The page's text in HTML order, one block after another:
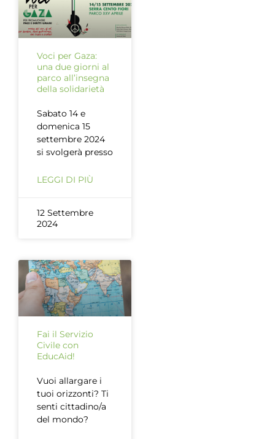
Voci per Gaza:
una due giorni al
parco all’insegna
della solidarietà
Sabato 14 e
domenica 15
settembre 2024
si svolgerà presso
LEGGI DI PIÙ
12 Settembre
2024
Fai il Servizio
Civile con
EducAid!
Vuoi allargare i
tuoi orizzonti? Ti
senti cittadino/a
del mondo?